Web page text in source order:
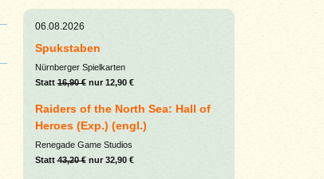
06.08.2026
Spukstaben
Nürnberger Spielkarten
Statt16,90 €nur 12,90 €
Raiders of the North Sea: Hall of
Heroes (Exp.) (engl.)
Renegade Game Studios
Statt43,20 €nur 32,90 €